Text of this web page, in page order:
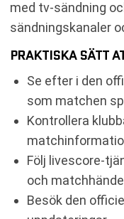
med tv-sändning
sändningskanaler
PRAKTISKA SÄTT
Se efter i den
som matchen
Kontrollera
Följ livescore-
och
Besök den